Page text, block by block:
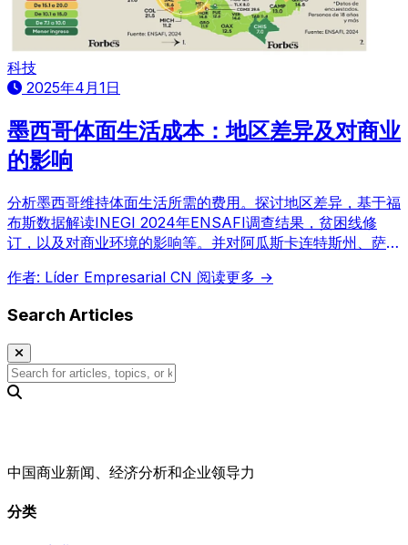
科技
2025年4月1日
墨西哥体面生活成本：地区差异及对商业
的影响
分析墨西哥维持体面生活所需的费用。探讨地区差异，基于福
布斯数据解读INEGI 2024年ENSAFI调查结果，贫困线修
订，以及对商业环境的影响等。并对阿瓜斯卡连特斯州、萨卡
作者: Líder Empresarial CN 阅读更多 →
Search Articles
中国商业新闻、经济分析和企业领导力
分类